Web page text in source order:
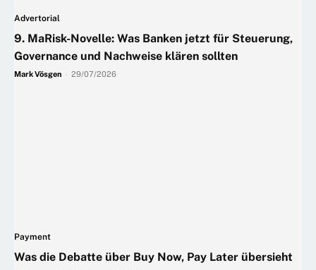
Advertorial
9. MaRisk-Novelle: Was Banken jetzt für Steuerung,
Governance und Nachweise klären sollten
Mark Vösgen 29/07/2026
Payment
Was die Debatte über Buy Now, Pay Later übersieht